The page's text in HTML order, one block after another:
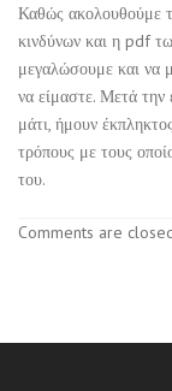
Καθώς ακολουθούμε
κινδύνων και η pdf
μεγαλώσουμε και να
να είμαστε. Μετά την
μάτι, ήμουν
τρόπους με τους
του.
Comments are